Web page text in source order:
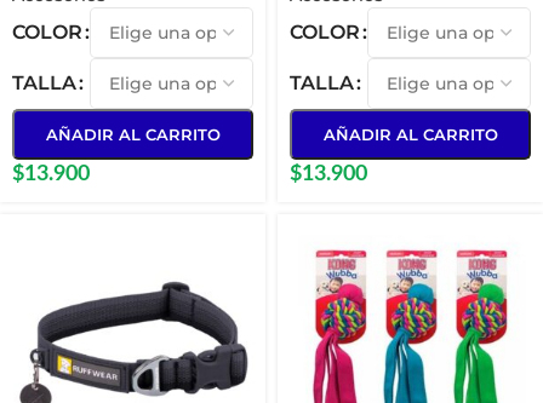
COLOR
TALLA
AÑADIR AL CARRITO
$13.900
COLOR
TALLA
AÑADIR AL CARRITO
$13.900